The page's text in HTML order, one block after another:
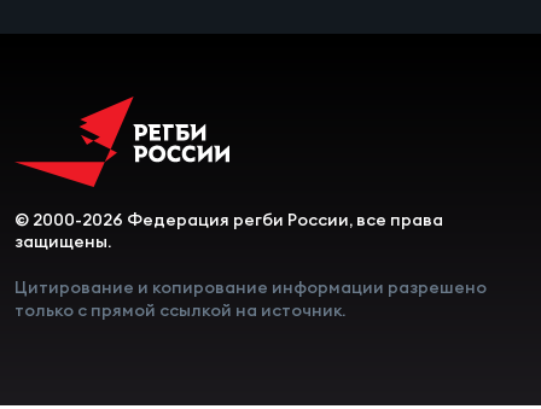
© 2000-2026 Федерация регби России, все права
защищены.
Цитирование и копирование информации разрешено
только с прямой ссылкой на источник.